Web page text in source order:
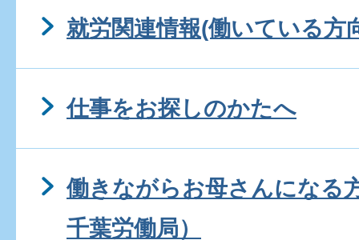
就労関連情報(働いている方
仕事をお探しのかたへ
働きながらお母さんになる
千葉労働局）